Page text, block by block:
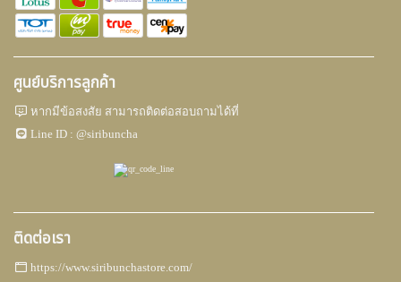
ศูนย์บริการลูกค้า
หากมีข้อสงสัย สามารถติดต่อสอบถามได้ที่
Line ID :@siribuncha
ติดต่อเรา
https://www.siribunchastore.com/